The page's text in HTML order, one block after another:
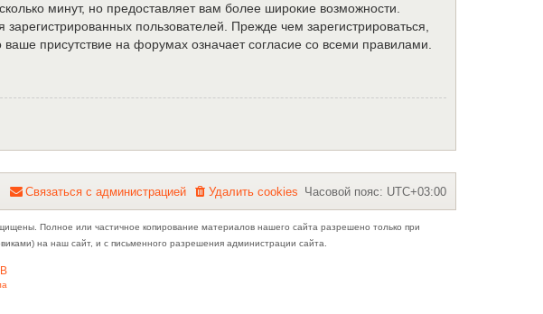
минут, но предоставляет вам более широкие возможности.
пользователей. Прежде чем зарегистрироваться,
присутствие на форумах означает согласие со всеми правилами.
Часовой пояс: UTC+03:00
Удалить cookies
Связаться с администрацией
Полное или частичное копирование материалов нашего сайта разрешено только при
на наш сайт, и с письменного разрешения администрации сайта.